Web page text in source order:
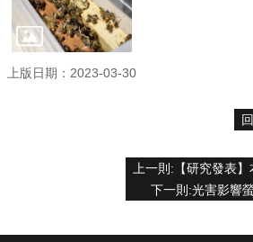
大
首
頁
網
上版日期：2023-03-30
下一則:光害影響